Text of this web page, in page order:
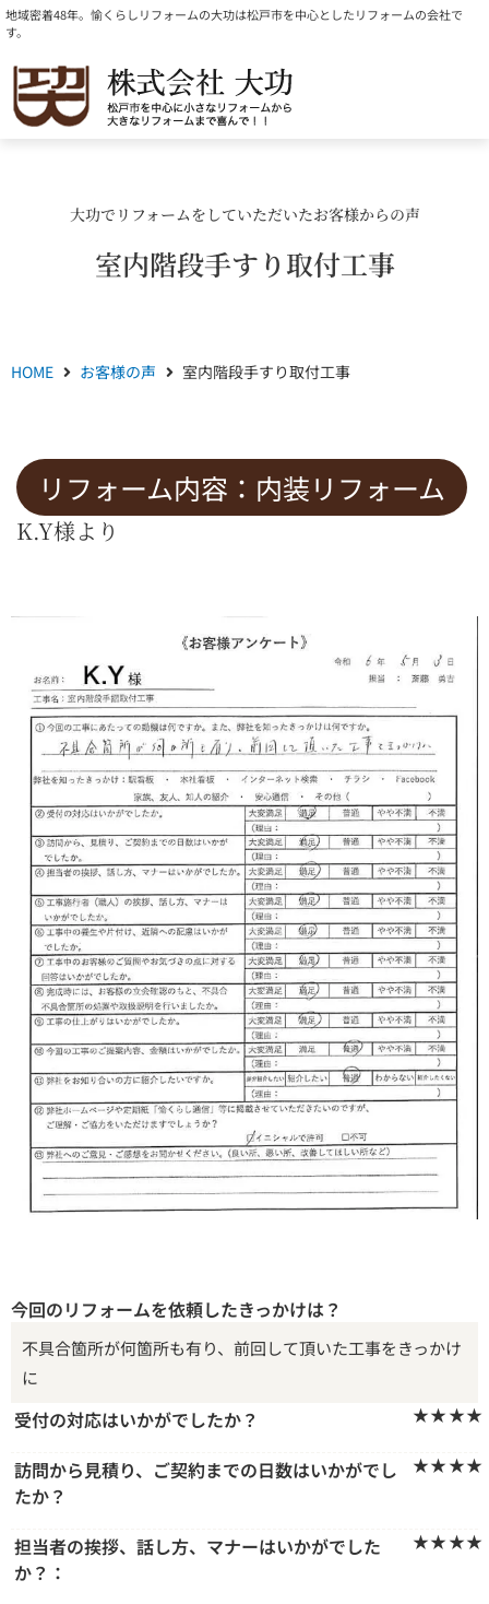
内
容
を
地域密着48年。愉くらしリフォームの大功は松戸市を中心としたリフォームの会社で
す。
大功でリフォームをしていただいたお客様からの声
室内階段手すり取付工事
HOME お客様の声 室内階段手すり取付工事
K.Y様より
リフォーム内容： 内装リフォーム
今回のリフォームを依頼したきっかけは？
不具合箇所が何箇所も有り、前回して頂いた工事をきっかけ
に
受付の対応はいかがでしたか？ ★★★★
訪問から見積り、ご契約までの日数はいかがでし
たか？
★★★★
担当者の挨拶、話し方、マナーはいかがでした
か？：
★★★★